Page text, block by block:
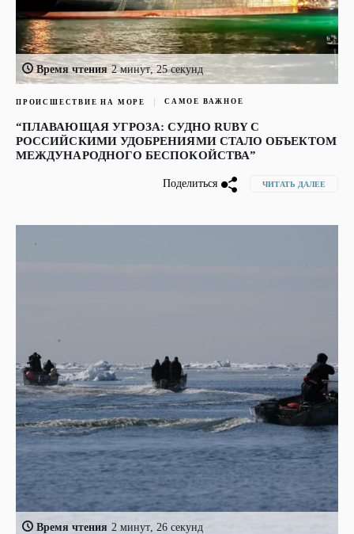
Время чтения 2 минут, 25 секунд
ПРОИСШЕСТВИЕ НА МОРЕ САМОЕ ВАЖНОЕ
“ПЛАВАЮЩАЯ УГРОЗА: СУДНО RUBY С
РОССИЙСКИМИ УДОБРЕНИЯМИ СТАЛО ОБЪЕКТОМ
МЕЖДУНАРОДНОГО БЕСПОКОЙСТВА”
Поделиться ЧИТАТЬ ДАЛЕЕ
Время чтения 2 минут, 26 секунд